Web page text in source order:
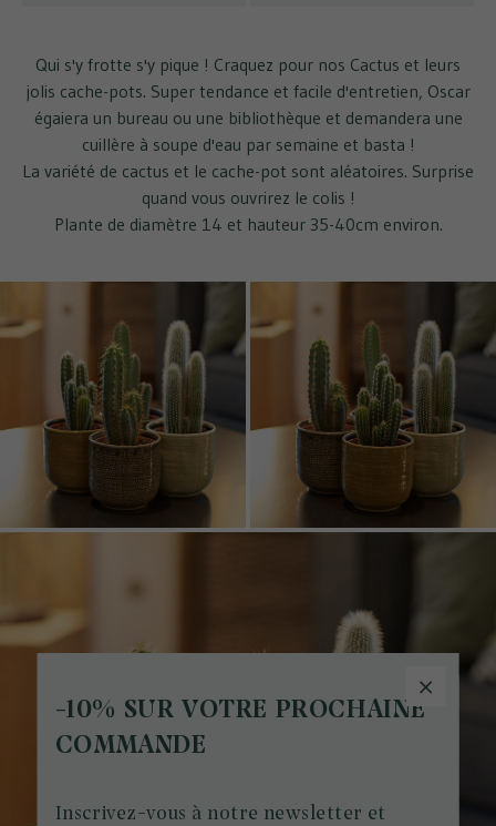
Qui s'y frotte s'y pique ! Craquez pour nos Cactus et leurs
jolis cache-pots. Super tendance et facile d'entretien, Oscar
égaiera un bureau ou une bibliothèque et demandera une
cuillère à soupe d'eau par semaine et basta !
La variété de cactus et le cache-pot sont aléatoires. Surprise
quand vous ouvrirez le colis !
Plante de diamètre 14 et hauteur 35-40cm environ.
-10% SUR VOTRE PROCHAINE
COMMANDE
Inscrivez-vous à notre newsletter et